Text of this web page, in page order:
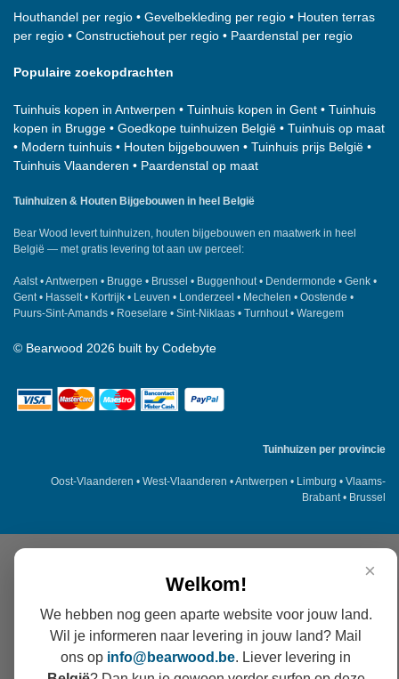
Houthandel per regio • Gevelbekleding per regio • Houten terras
per regio • Constructiehout per regio • Paardenstal per regio
Populaire zoekopdrachten
Tuinhuis kopen in Antwerpen • Tuinhuis kopen in Gent • Tuinhuis
kopen in Brugge • Goedkope tuinhuizen België • Tuinhuis op maat
• Modern tuinhuis • Houten bijgebouwen • Tuinhuis prijs België •
Tuinhuis Vlaanderen • Paardenstal op maat
Tuinhuizen & Houten Bijgebouwen in heel België
Bear Wood levert tuinhuizen, houten bijgebouwen en maatwerk in heel
België — met gratis levering tot aan uw perceel:
Aalst •Antwerpen • Brugge • Brussel • Buggenhout • Dendermonde • Genk •
Gent • Hasselt • Kortrijk • Leuven • Londerzeel • Mechelen • Oostende •
Puurs-Sint-Amands • Roeselare • Sint-Niklaas • Turnhout • Waregem
© Bearwood 2026 built by Codebyte
Tuinhuizen per provincie
Oost-Vlaanderen • West-Vlaanderen •Antwerpen • Limburg • Vlaams-
Brabant• Brussel
×
Welkom!
We hebben nog geen aparte website voor jouw land.
Wil je informeren naar levering in jouw land? Mail
ons op info@ bearwood .be. Liever levering in